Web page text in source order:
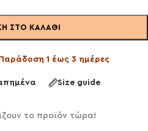
ΣΤΟ ΚΑΛΆΘΙ
1 έως 3 ημέρες
Size guide
το προϊόν τώρα!